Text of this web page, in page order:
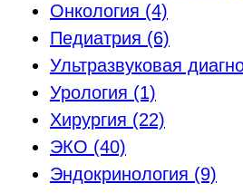
Онкология (4)
Педиатрия (6)
Ультразвуковая
Урология (1)
Хирургия (22)
ЭКО (40)
Эндокринология (9)